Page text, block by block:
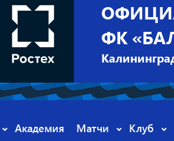
ФК
Академия Матчи Клуб